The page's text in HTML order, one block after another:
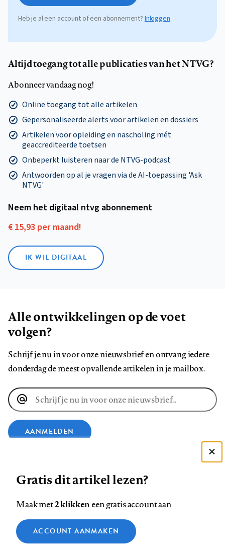
Heb je al een account of een abonnement?Inloggen
Altijd toegang tot alle publicaties van het NTVG?
Abonneer vandaag nog!
Online toegang tot alle artikelen
Gepersonaliseerde alerts voor artikelen en dossiers
Artikelen voor opleiding en nascholing mét
geaccrediteerde toetsen
Onbeperkt luisteren naar de NTVG-podcast
Antwoorden op al je vragen via de AI-toepassing 'Ask
NTVG'
Neem het digitaal ntvg abonnement
€ 15,93 per maand!
IK WIL DIGITAAL
Alle ontwikkelingen op de voet
volgen?
Schrijf je nu in voor onze nieuwsbrief en ontvang iedere
donderdag de meest opvallende artikelen in je mailbox.
E-
mailadres
AANMELDEN
op
Facebook
op
LinkedIn
op
Bluesky
ons
op
InstagramYouTube
Footer
Contact Colofon Disclaimer Privacy
Medische vragen verdienen
Zie onze cookie policy
Analytische cookies
Gratis dit artikel lezen?
Maak met2 klikkeneen gratis account aan
ACCOUNT AANMAKEN